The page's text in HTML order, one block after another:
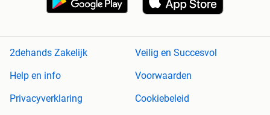
2dehands Zakelijk
Veilig en Succesvol
Help en info
Voorwaarden
Privacyverklaring
Cookiebeleid